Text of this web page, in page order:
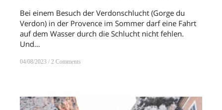
Bei einem Besuch der Verdonschlucht (Gorge du
Verdon) in der Provence im Sommer darf eine Fahrt
auf dem Wasser durch die Schlucht nicht fehlen.
Und…
04/08/2023 2 Comments